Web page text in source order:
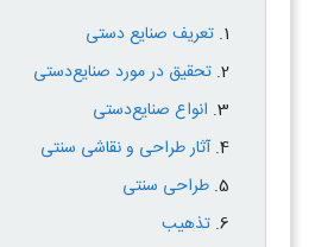
تعریف صنایع دستی
تحقیق در مورد صنایع‌دستی
انواع صنایع‌دستی
آثار طراحی و نقاشی سنتی
طراحی سنتی
تذهيب